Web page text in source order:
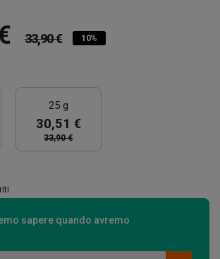
33,90 € 10%
25 g
30,51 €
33,90 €
sapere quando avremo